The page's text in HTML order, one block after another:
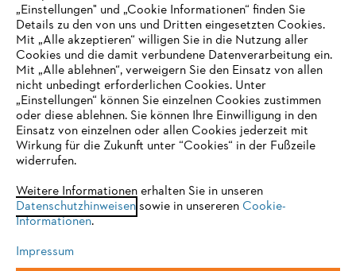
Online Shop
Service
Allgemeine Geschäftsbedingungen
Impressum Cookies Rechtliche Informationen
IHR BROWSER WIRD NICHT
UNTERSTÜTZT
eine optimale Nutzung unserer Seite empfehlen wir Ihnen, zu
einem der folgenden Browser zu wechseln:
„Einstellungen" und „Cookie Informationen“ finden Sie
Details zu den von uns und Dritten eingesetzten Cookies.
Mit „Alle akzeptieren“ willigen Sie in die Nutzung aller
Cookies und die damit verbundene Datenverarbeitung ein.
Mit „Alle ablehnen“, verweigern Sie den Einsatz von allen
nicht unbedingt erforderlichen Cookies. Unter
„Einstellungen“ können Sie einzelnen Cookies zustimmen
oder diese ablehnen. Sie können Ihre Einwilligung in den
Einsatz von einzelnen oder allen Cookies jederzeit mit
Wirkung für die Zukunft unter “Cookies“ in der Fußzeile
widerrufen.
Weitere Informationen erhalten Sie in unseren
Datenschutzhinweisensowie in unsereren Cookie-
Informationen.
Impressum